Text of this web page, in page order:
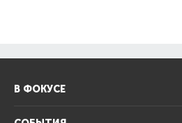
В ФОКУСЕ